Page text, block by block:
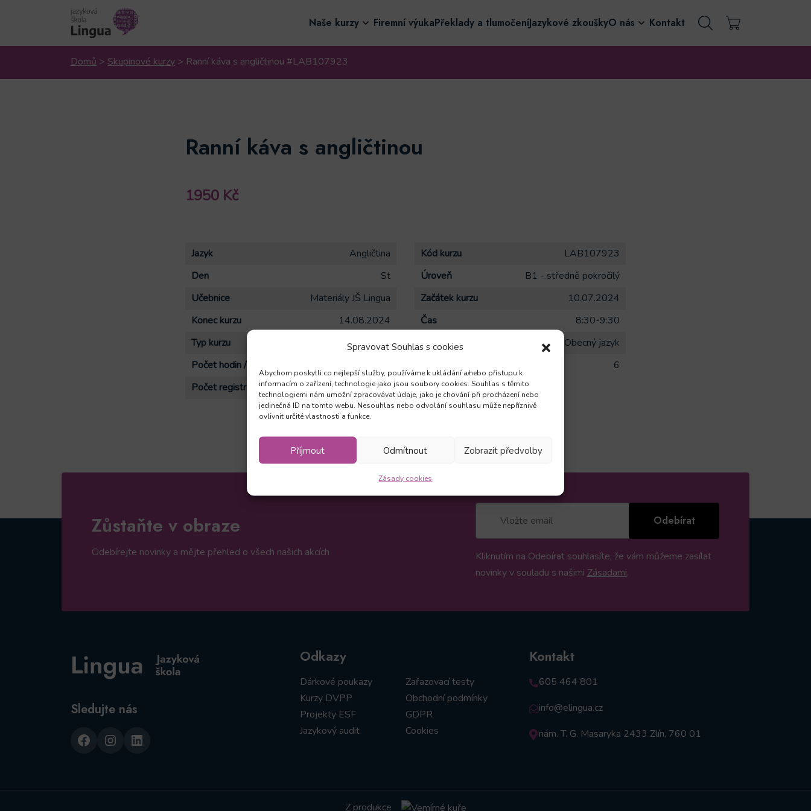
Spravovat Souhlas s cookies
Abychom poskytli co nejlepší služby, používáme k ukládání a/nebo přístupu k
informacím o zařízení, technologie jako jsou soubory cookies. Souhlas s těmito
technologiemi nám umožní zpracovávat údaje, jako je chování při procházení nebo
jedinečná ID na tomto webu. Nesouhlas nebo odvolání souhlasu může nepříznivě
ovlivnit určité vlastnosti a funkce.
Příjmout Odmítnout Zobrazit předvolby
Zásady cookies
Naše kurzy Firemní výukaPřeklady a tlumočeníJazykové zkouškyO nás Kontakt
Domů > Skupinové kurzy > Ranní káva s angličtinou #LAB107923
Ranní káva s angličtinou
1950 Kč
Jazyk Angličtina Kód kurzu
LAB107923
Den
St Úroveň
B1 - středně pokročilý
Učebnice
Materiály JŠ Lingua Začátek kurzu
10.07.2024
Konec kurzu
14.08.2024 Čas
8:30-9:30
Typ kurzu
Krátkodobý Zaměření kurzu
Obecný jazyk
Počet hodin / lekcí týdně
6
Počet registrací
6
Zůstaňte v obraze
Odebírejte novinky a mějte přehled o všech našich akcích
Odebírat
Kliknutím na Odebírat souhlasíte, že vám můžeme zasílat
novinky v souladu s našimi Zásadami.
Sledujte nás
Facebook
Instagram
LinkedIn
Odkazy
Dárkové poukazy
Kurzy DVPP
Projekty ESF
Jazykový audit
Zařazovací testy
Obchodní podmínky
GDPR
Cookies
Kontakt
605 464 801
info@elingua.cz
nám. T. G. Masaryka 2433 Zlín, 760 01
Z produkce